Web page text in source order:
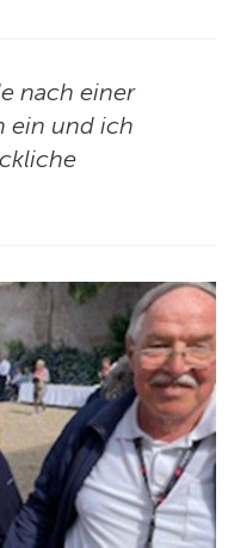
nach einer
ein und ich